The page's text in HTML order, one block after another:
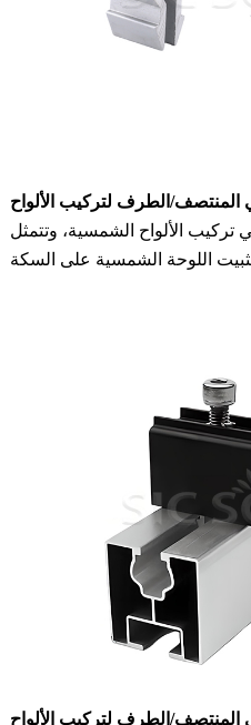
الطرف لتركيب الألواح
تركيب الألواح الشمسية، وتتمثل
الطرف لتركيب الألواح